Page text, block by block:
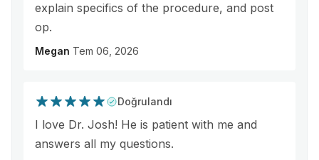
explain specifics of the procedure, and post
op.
Megan Tem 06, 2026
Doğrulandı
I love Dr. Josh! He is patient with me and
answers all my questions.